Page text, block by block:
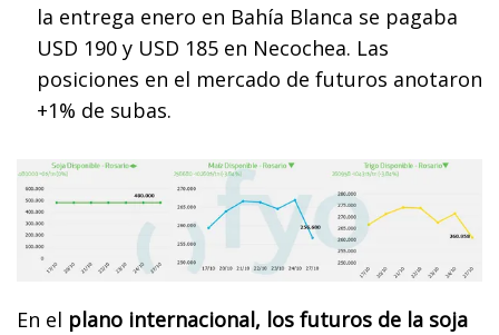
la entrega enero en Bahía Blanca se pagaba
USD 190 y USD 185 en Necochea. Las
posiciones en el mercado de futuros anotaron
+1% de subas.
En el plano internacional, los futuros de la soja